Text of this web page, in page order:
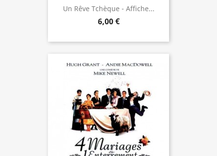
Un Rêve Tchèque - Affiche...
6,00 €